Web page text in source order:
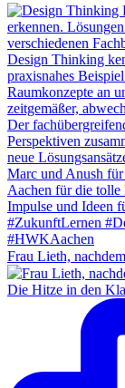
Frau Lieth,
Die Hitze in den